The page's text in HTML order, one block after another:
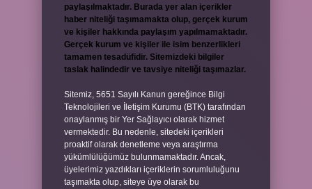
paylaşılmaktadır. Burada yer alan içerikler
haber niteliği taşımamakta olup, gerçek kurum
ve kişiler hakkında paylaşım yapılmamaktadır.
Gerçek kurum ve kişiler ile isim benzerlikleri
tamamen tesadüfidir. Sitemizdeki bilgiler
taslak halindedir ve tavsiye niteliği taşımazlar.
Sitemiz, 5651 Sayılı Kanun gereğince Bilgi
Teknolojileri ve İletişim Kurumu (BTK) tarafından
onaylanmış bir Yer Sağlayıcı olarak hizmet
vermektedir. Bu nedenle, sitedeki içerikleri
proaktif olarak denetleme veya araştırma
yükümlülüğümüz bulunmamaktadır. Ancak,
üyelerimiz yazdıkları içeriklerin sorumluluğunu
taşımakta olup, siteye üye olarak bu